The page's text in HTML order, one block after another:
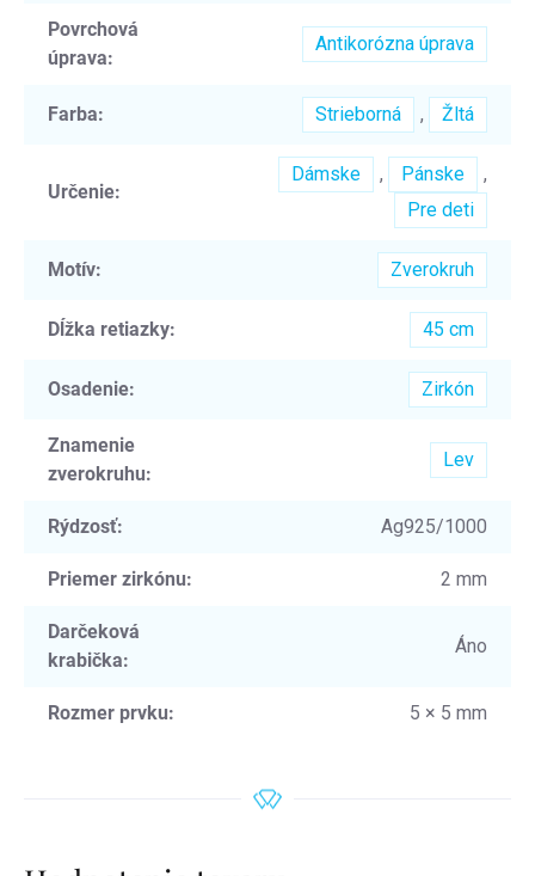
Povrchová
úprava:
Antikorózna úprava
Farba: Strieborná , Žltá
Určenie:
Dámske , Pánske
,
Pre deti
Motív: Zverokruh
Dĺžka retiazky: 45 cm
Osadenie: Zirkón
Znamenie
zverokruhu:
Lev
Rýdzosť: Ag925/1000
Priemer zirkónu: 2 mm
Darčeková
krabička:
Áno
Rozmer prvku: 5 × 5 mm